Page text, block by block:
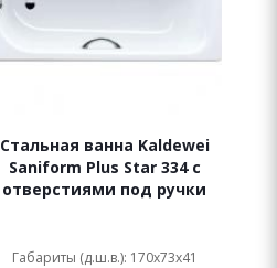
Стальная ванна Kaldewei
Saniform Plus Star 334 с
отверстиями под ручки
Габариты (д.ш.в.): 170x73x41